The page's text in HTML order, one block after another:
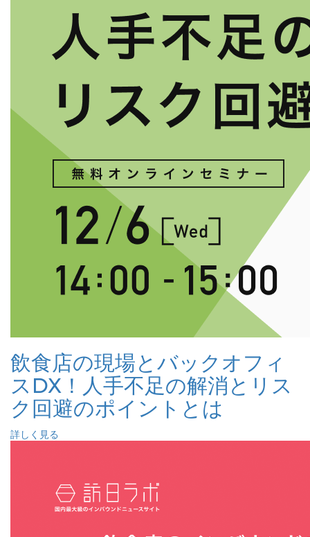
飲食店の現場とバックオフィ
スDX！人手不足の解消とリス
ク回避のポイントとは
詳しく見る